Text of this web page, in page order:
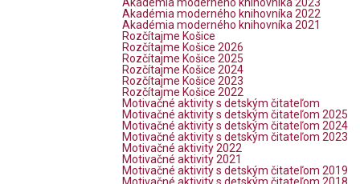
Akadémia moderného knihovníka 2023
Akadémia moderného knihovníka 2022
Akadémia moderného knihovníka 2021
Rozčítajme Košice
Rozčítajme Košice 2026
Rozčítajme Košice 2025
Rozčítajme Košice 2024
Rozčítajme Košice 2023
Rozčítajme Košice 2022
Motivačné aktivity s detským čitateľom
Motivačné aktivity s detským čitateľom 2025
Motivačné aktivity s detským čitateľom 2024
Motivačné aktivity s detským čitateľom 2023
Motivačné aktivity 2022
Motivačné aktivity 2021
Motivačné aktivity s detským čitateľom 2019